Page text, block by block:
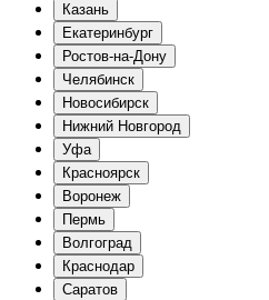
Казань
Екатеринбург
Ростов-на-Дону
Челябинск
Новосибирск
Нижний Новгород
Уфа
Красноярск
Воронеж
Пермь
Волгоград
Краснодар
Саратов